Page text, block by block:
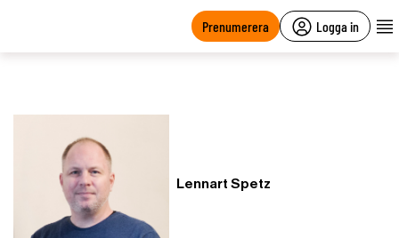
Prenumerera Logga in
Lennart Spetz